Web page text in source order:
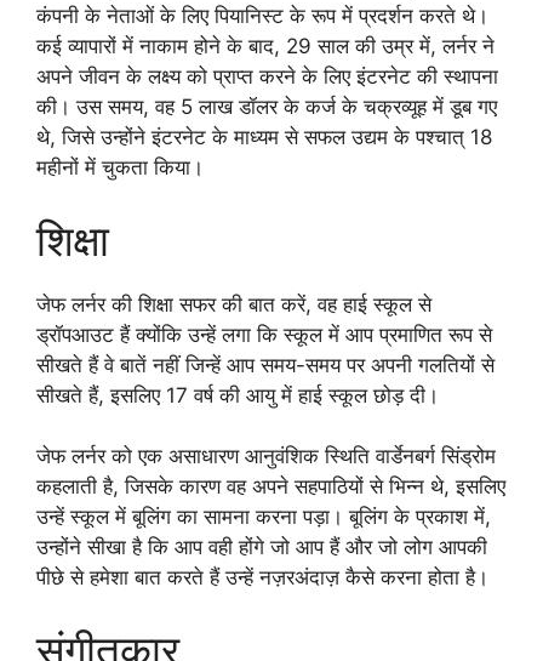
कंपनी के नेताओं के लिए पियानिस्ट के रूप में प्रदर्शन करते थे।
कई व्यापारों में नाकाम होने के बाद, 29 साल की उम्र में, लर्नर ने
अपने जीवन के लक्ष्य को प्राप्त करने के लिए इंटरनेट की स्थापना
की। उस समय, वह 5 लाख डॉलर के कर्ज के चक्रव्यूह में डूब गए
थे, जिसे उन्होंने इंटरनेट के माध्यम से सफल उद्यम के पश्चात्‌ 18
महीनों में चुकता किया।
शिक्षा
जेफ लर्नर की शिक्षा सफर की बात करें, वह हाई स्कूल से
ड्रॉपआउट हैं क्योंकि उन्हें लगा कि स्कूल में आप प्रमाणित रूप से
सीखते हैं वे बातें नहीं जिन्हें आप समय-समय पर अपनी गलतियों से
सीखते हैं, इसलिए 17 वर्ष की आयु में हाई स्कूल छोड़ दी।
जेफ लर्नर को एक असाधारण आनुवंशिक स्थिति वार्डेनबर्ग सिंड्रोम
कहलाती है, जिसके कारण वह अपने सहपाठियों से भिन्न थे, इसलिए
उन्हें स्कूल में बूलिंग का सामना करना पड़ा। बूलिंग के प्रकाश में,
उन्होंने सीखा है कि आप वही होंगे जो आप हैं और जो लोग आपकी
पीछे से हमेशा बात करते हैं उन्हें नज़रअंदाज़ कैसे करना होता है।
संगीतकार